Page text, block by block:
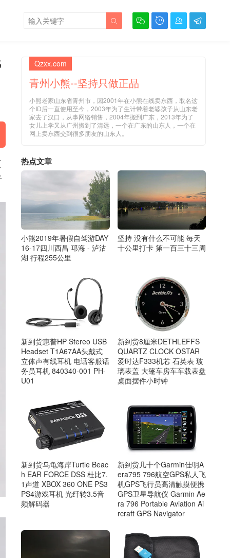
   

Qzxx.com
青州小熊--坚持只做正品
小熊老家山东省青州市，因2001年在小熊在线卖东西，取名这
个ID后一直使用至今，2003年为了生计带着老婆孩子从山东老
家去了汉口，从事网络销售，2004年搬到广东，2013年为了
女儿上学又从广州搬到了清远，一个在广东的山东人，一个在
网上卖东西交到很多朋友的山东人。
热点文章
小熊2019年暑假自驾游DAY
16-17四川西昌 邛海 - 泸沽
湖 行程255公里
坚持 没有什么不可能 毎天
十公里打卡 第一百三十三周
新到货惠普HP Stereo USB
Headset T1A67AA头戴式
立体声有线耳机 电话客服话
务员耳机 840340-001 PH-
U01
新到货8厘米DETHLEFFS
QUARTZ CLOCK OSTAR
爱时达F333机芯 石英表 玻
璃表盖 大篷车房车车载表盘
桌面摆件小时钟
新到货乌龟海岸Turtle Beac
h EAR FORCE DSS 杜比7.
1声道 XBOX 360 ONE PS3
PS4游戏耳机 光纤转3.5音
频解码器
新到货几十个Garmin佳明A
era795 796航空GPS私人飞
机GPS飞行员高清触摸便携
GPS卫星导航仪 Garmin Ae
ra 796 Portable Aviation Ai
rcraft GPS Navigator